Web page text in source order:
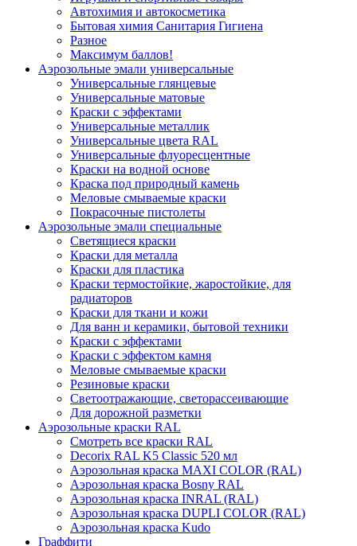
Автохимия и автокосметика
Бытовая химия Санитария Гигиена
Разное
Максимум баллов!
Аэрозольные эмали универсальные
Универсальные глянцевые
Универсальные матовые
Краски с эффектами
Универсальные металлик
Универсальные цвета RAL
Универсальные флуоресцентные
Краски на водной основе
Краска под природный камень
Меловые смываемые краски
Покрасочные пистолеты
Аэрозольные эмали специальные
Светящиеся краски
Краски для металла
Краски для пластика
Краски термостойкие, жаростойкие, для
радиаторов
Краски для ткани и кожи
Для ванн и керамики, бытовой техники
Краски с эффектами
Краски с эффектом камня
Меловые смываемые краски
Резиновые краски
Светоотражающие, светорассеивающие
Для дорожной разметки
Аэрозольные краски RAL
Смотреть все краски RAL
Decorix RAL K5 Classic 520 мл
Аэрозольная краска MAXI COLOR (RAL)
Аэрозольная краска Bosny RAL
Аэрозольная краска INRAL (RAL)
Аэрозольная краска DUPLI COLOR (RAL)
Аэрозольная краска Kudo
Граффити